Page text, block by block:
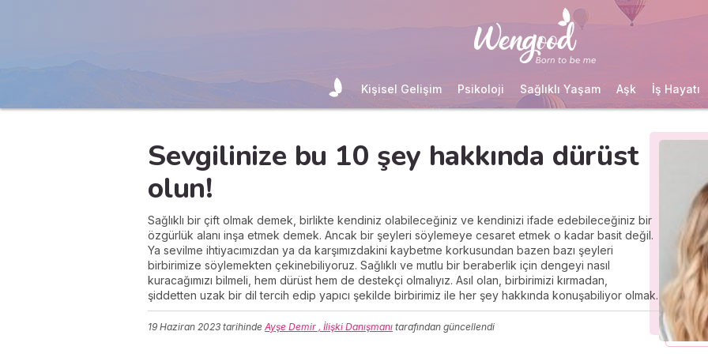
Kişisel Gelişim Psikoloji Sağlıklı Yaşam Aşk İş Hayatı
Sevgilinize bu 10 şey hakkında dürüst
olun!
Sağlıklı bir çift olmak demek, birlikte kendiniz olabileceğiniz ve kendinizi ifade edebileceğiniz bir
özgürlük alanı inşa etmek demek. Ancak bir şeyleri söylemeye cesaret etmek o kadar basit değil.
Ya sevilme ihtiyacımızdan ya da karşımızdakini kaybetme korkusundan bazen bazı şeyleri
birbirimize söylemekten çekinebiliyoruz. Sağlıklı ve mutlu bir beraberlik için dengeyi nasıl
kuracağımızı bilmeli, hem dürüst hem de destekçi olmalıyız. Asıl olan, birbirimizi kırmadan,
şiddetten uzak bir dil tercih edip yapıcı şekilde birbirimiz ile her şey hakkında konuşabiliyor olmak.
19 Haziran 2023 tarihinde Ayşe Demir , İlişki Danışmanı tarafından güncellendi